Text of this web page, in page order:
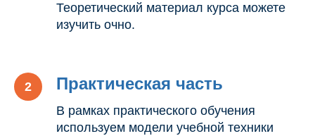
Теоретический материал курса можете
изучить очно.
Практическая часть
В рамках практического обучения
используем модели учебной техники